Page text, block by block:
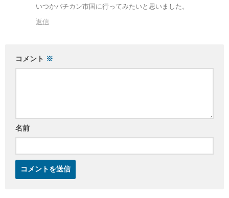
いつかバチカン市国に行ってみたいと思いました。
返信
コメント ※
名前